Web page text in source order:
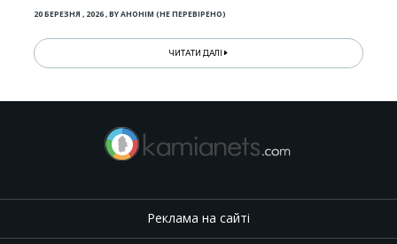
20 БЕРЕЗНЯ , 2026,BYАНОНІМ (НЕ ПЕРЕВІРЕНО)
ЧИТАТИ ДАЛІ
Реклама на сайті